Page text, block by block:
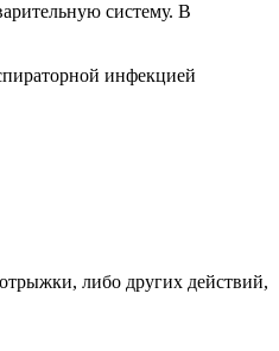
систему. В
инфекцией
либо других действий,